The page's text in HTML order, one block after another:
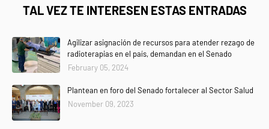
TAL VEZ TE INTERESEN ESTAS ENTRADAS
Agilizar asignación de recursos para atender rezago de
radioterapias en el país, demandan en el Senado
February 05, 2024
Plantean en foro del Senado fortalecer al Sector Salud
November 09, 2023